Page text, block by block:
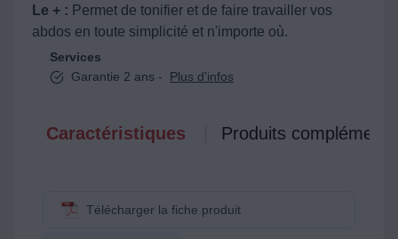
Le + : Permet de tonifier et de faire travailler vos
abdos en toute simplicité et n'importe où.
Services
Garantie 2 ans -
Plus d'infos
Caractéristiques Produits
Télécharger la fiche produit